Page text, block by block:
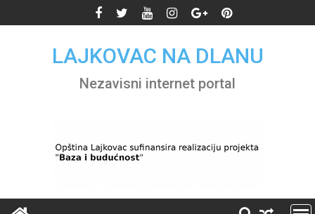
to
LAJKOVAC NA DLANU
Nezavisni internet portal